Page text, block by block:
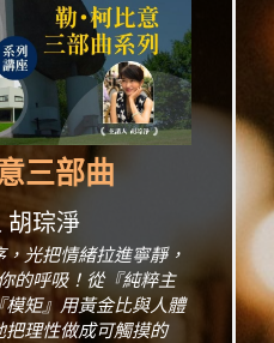
三部曲
胡琮淨
，光把情緒拉進寧靜，
的呼吸！從『純粹主
矩』用黃金比與人體
理性做成可觸摸的